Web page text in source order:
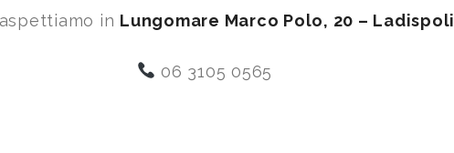
in Lungomare Marco Polo, 20 – Ladispoli
06 3105 0565